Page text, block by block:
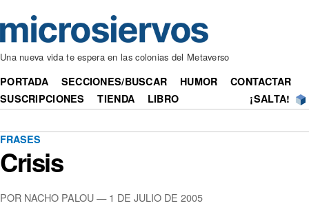
Una nueva vida te espera en las colonias del Metaverso
PORTADA SECCIONES/BUSCAR HUMOR
CONTACTAR
SUSCRIPCIONES
TIENDA LIBRO ¡SALTA!
FRASES
Crisis
POR NACHO PALOU — 1 DE JULIO DE 2005